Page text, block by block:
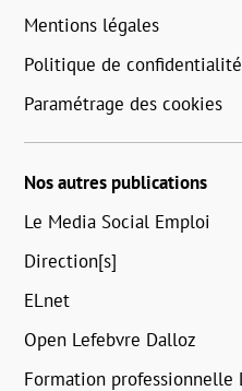
Mentions légales
Politique de confidentialité
Paramétrage des cookies
Nos autres publications
Le Media Social Emploi
Direction[s]
ELnet
Open Lefebvre Dalloz
Formation professionnelle